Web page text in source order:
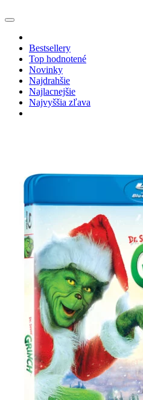
Bestsellery
Top hodnotené
Novinky
Najdrahšie
Najlacnejšie
Najvyššia zľava